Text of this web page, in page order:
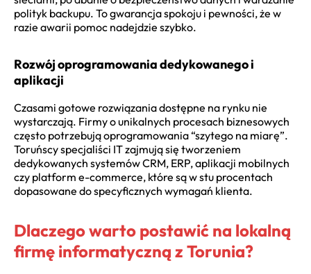
polityk backupu. To gwarancja spokoju i pewności, że w
razie awarii pomoc nadejdzie szybko.
Rozwój oprogramowania dedykowanego i
aplikacji
Czasami gotowe rozwiązania dostępne na rynku nie
wystarczają. Firmy o unikalnych procesach biznesowych
często potrzebują oprogramowania “szytego na miarę”.
Toruńscy specjaliści IT zajmują się tworzeniem
dedykowanych systemów CRM, ERP, aplikacji mobilnych
czy platform e-commerce, które są w stu procentach
dopasowane do specyficznych wymagań klienta.
Dlaczego warto postawić na lokalną
firmę informatyczną z Torunia?